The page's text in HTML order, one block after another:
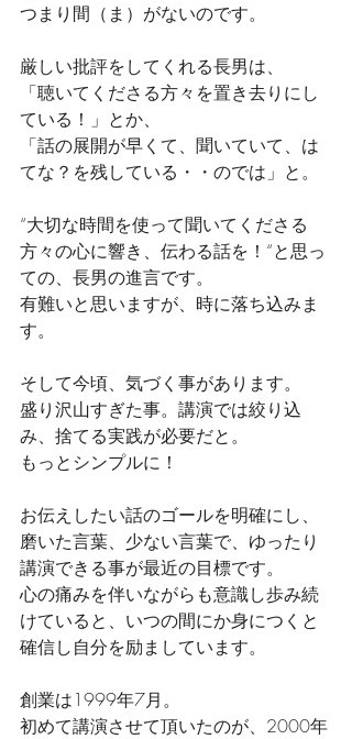
つまり間（ま）がないのです。
厳しい批評をしてくれる長男は、
「聴いてくださる方々を置き去りにし
ている！」とか、
「話の展開が早くて、聞いていて、は
てな？を残している・・のでは」と。
“大切な時間を使って聞いてくださる
方々の心に響き、伝わる話を！“と思っ
ての、長男の進言です。
有難いと思いますが、時に落ち込みま
す。
そして今頃、気づく事があります。
盛り沢山すぎた事。講演では絞り込
み、捨てる実践が必要だと。
もっとシンプルに！
お伝えしたい話のゴールを明確にし、
磨いた言葉、少ない言葉で、ゆったり
講演できる事が最近の目標です。
心の痛みを伴いながらも意識し歩み続
けていると、いつの間にか身につくと
確信し自分を励ましています。
創業は1999年7月。
初めて講演させて頂いたのが、2000年